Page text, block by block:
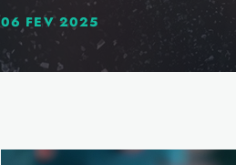
06 FEV 2025